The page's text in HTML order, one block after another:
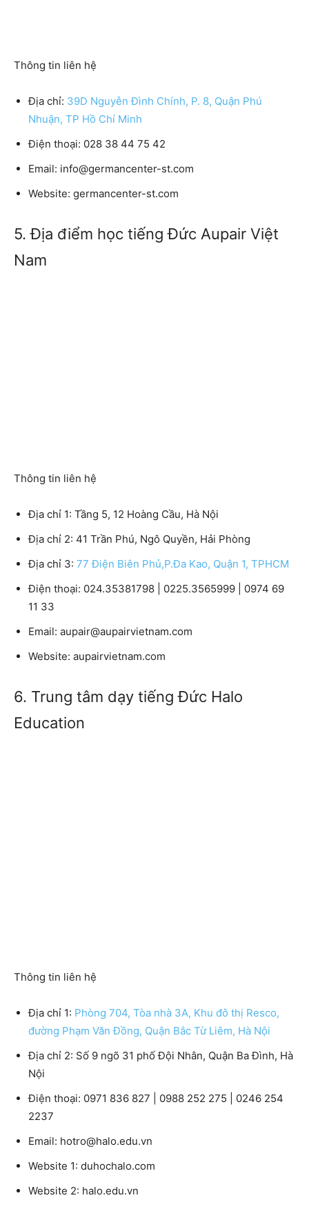
Thông tin liên hệ
Địa chỉ: 39D Nguyễn Đình Chính, P. 8, Quận Phú
Nhuận, TP Hồ Chí Minh
Điện thoại: 028 38 44 75 42
Email: info@germancenter-st.com
Website: germancenter-st.com
5. Địa điểm học tiếng Đức Aupair Việt
Nam
Thông tin liên hệ
Địa chỉ 1: Tầng 5, 12 Hoàng Cầu, Hà Nội
Địa chỉ 2: 41 Trần Phú, Ngô Quyền, Hải Phòng
Địa chỉ 3: 77 Điện Biên Phủ,P.Đa Kao, Quận 1, TPHCM
Điện thoại: 024.35381798 | 0225.3565999 | 0974 69
11 33
Email: aupair@aupairvietnam.com
Website: aupairvietnam.com
6. Trung tâm dạy tiếng Đức Halo
Education
Thông tin liên hệ
Địa chỉ 1: Phòng 704, Tòa nhà 3A, Khu đô thị Resco,
đường Phạm Văn Đồng, Quận Bắc Từ Liêm, Hà Nội
Địa chỉ 2: Số 9 ngõ 31 phố Đội Nhân, Quận Ba Đình, Hà
Nội
Điện thoại: 0971 836 827 | 0988 252 275 | 0246 254
2237
Email: hotro@halo.edu.vn
Website 1: duhochalo.com
Website 2: halo.edu.vn